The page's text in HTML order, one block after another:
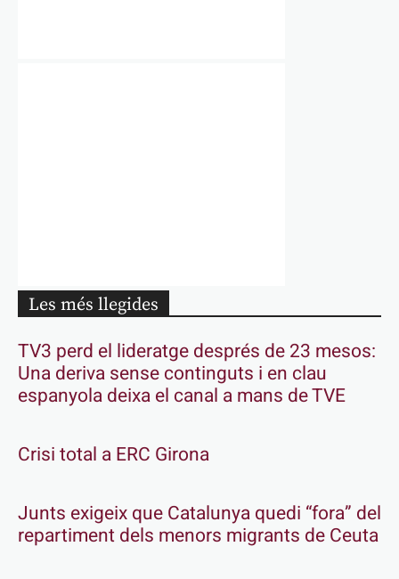
Les més llegides
TV3 perd el lideratge després de 23 mesos:
Una deriva sense continguts i en clau
espanyola deixa el canal a mans de TVE
Crisi total a ERC Girona
Junts exigeix que Catalunya quedi “fora” del
repartiment dels menors migrants de Ceuta